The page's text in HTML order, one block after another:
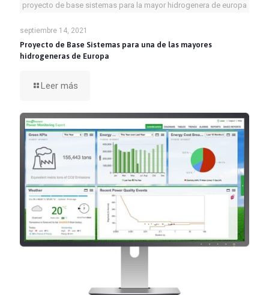
proyecto de base sistemas para la mayor hidrogenera de europa
septiembre 14, 2021
Proyecto de Base Sistemas para una de las mayores
hidrogeneras de Europa
Leer más